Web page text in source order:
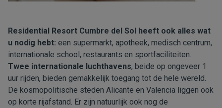
Residential Resort Cumbre del Sol heeft ook alles wat
u nodig hebt: een supermarkt, apotheek, medisch centrum,
internationale school, restaurants en sportfaciliteiten.
Twee internationale luchthavens, beide op ongeveer 1
uur rijden, bieden gemakkelijk toegang tot de hele wereld.
De kosmopolitische steden Alicante en Valencia liggen ook
op korte rijafstand. Er zijn natuurlijk ook nog de